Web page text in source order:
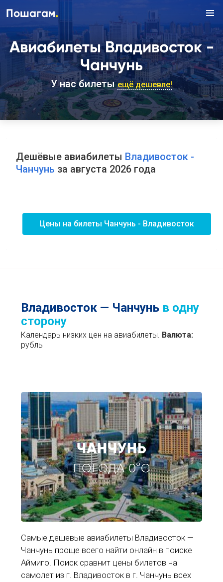
Пошагам.
Авиабилеты Владивосток -
Чанчунь
У нас билетыещё дешевле!
Дешёвые авиабилеты Владивосток -
Чанчунь за августа 2026 года
Цены на билеты Чанчунь - Владивосток
Владивосток — Чанчунь в одну
сторону
Календарь низких цен на авиабилеты. Валюта:
рубль
ЧАНЧУНЬ
ПОГОДА 0°C
Самые дешевые авиабилеты Владивосток —
Чанчунь проще всего найти онлайн в поиске
Аймиго. Поиск сравнит цены билетов на
самолет из г. Владивосток в г. Чанчунь всех